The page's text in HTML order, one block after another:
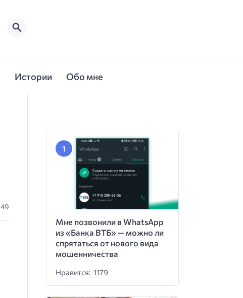
Истории Обо мне
49
Мне позвонили в WhatsApp
из «Банка ВТБ» — можно ли
спрятаться от нового вида
мошенничества
Нравится: 1179